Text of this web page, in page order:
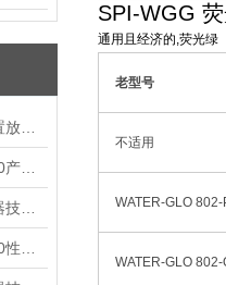
SPI-WGG
通用且经济的,荧光绿
老型号
不适用
WATER-GLO 802-
WATER-GLO 802-